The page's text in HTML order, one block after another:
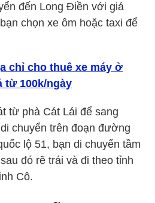
đến Long Điền với giá
chọn xe ôm hoặc taxi để
chỉ cho thuê xe máy ở
từ 100k/ngày
từ phà Cát Lái để sang
chuyển trên đoạn đường
lộ 51, bạn di chuyển tầm
đó rẽ trái và đi theo tỉnh
Cô.